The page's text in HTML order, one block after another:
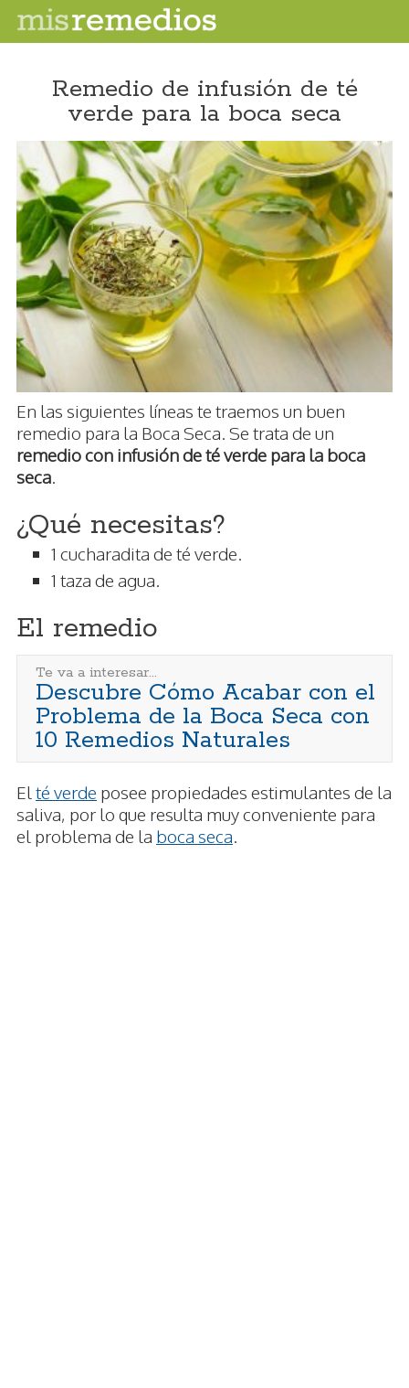
Remedio de infusión de té
verde para la boca seca
En las siguientes líneas te traemos un buen
remedio para la Boca Seca. Se trata de un
remedio con infusión de té verde para la boca
seca
¿Qué necesitas?
1 cucharadita de té verde.
1 taza de agua.
El remedio
Te va a interesar...
Descubre Cómo Acabar con el
Problema de la Boca Seca con
10 Remedios Naturales
El té verde posee propiedades estimulantes de la
saliva, por lo que resulta muy conveniente para
el problema de la boca seca